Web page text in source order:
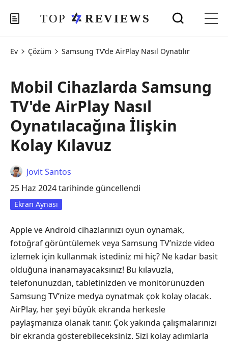
Ev Çözüm Samsung TV'de AirPlay Nasıl Oynatılır
Mobil Cihazlarda Samsung
TV'de AirPlay Nasıl
Oynatılacağına İlişkin
Kolay Kılavuz
Jovit Santos
25 Haz 2024 tarihinde güncellendi
Ekran Aynası
Apple ve Android cihazlarınızı oyun oynamak,
fotoğraf görüntülemek veya Samsung TV’nizde video
izlemek için kullanmak istediniz mi hiç? Ne kadar basit
olduğuna inanamayacaksınız! Bu kılavuzla,
telefonunuzdan, tabletinizden ve monitörünüzden
Samsung TV’nize medya oynatmak çok kolay olacak.
AirPlay, her şeyi büyük ekranda herkesle
paylaşmanıza olanak tanır. Çok yakında çalışmalarınızı
bir ekranda gösterebileceksiniz. Sizi kolay adımlarla